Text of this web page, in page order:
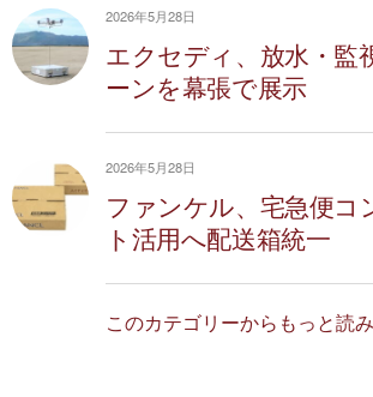
2026年5月28日
エクセディ、放水・監
ーンを幕張で展示
2026年5月28日
ファンケル、宅急便コ
ト活用へ配送箱統一
このカテゴリーからもっと読